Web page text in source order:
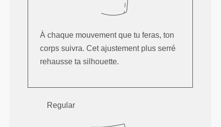
À chaque mouvement que tu feras, ton
corps suivra. Cet ajustement plus serré
rehausse ta silhouette.
Regular